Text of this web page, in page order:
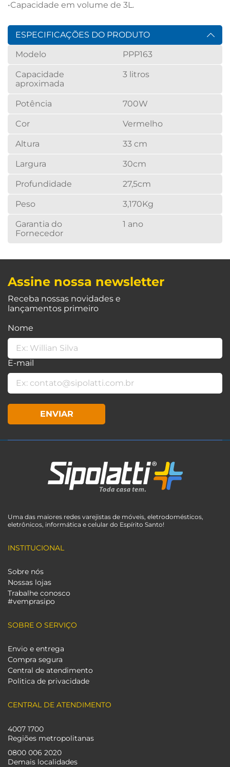
•Capacidade em volume de 3L.
ESPECIFICAÇÕES DO PRODUTO
Modelo
PPP163
Capacidade
aproximada
3 litros
Potência 700W
Cor Vermelho
Altura 33 cm
Largura 30cm
Profundidade 27,5cm
Peso 3,170Kg
Garantia do
Fornecedor
1 ano
Assine nossa newsletter
Receba nossas novidades e
lançamentos primeiro
Nome
E-mail
ENVIAR
Uma das maiores redes varejistas de móveis, eletrodomésticos,
eletrônicos, informática e celular do Espírito Santo!
INSTITUCIONAL
Sobre nós
Nossas lojas
Trabalhe conosco
#vemprasipo
SOBRE O SERVIÇO
Envio e entrega
Compra segura
Central de atendimento
Politica de privacidade
CENTRAL DE ATENDIMENTO
4007 1700
Regiões metropolitanas
0800 006 2020
Demais localidades